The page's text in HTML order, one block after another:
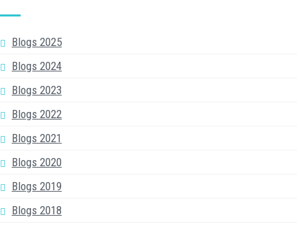
Blogs 2025
Blogs 2024
Blogs 2023
Blogs 2022
Blogs 2021
Blogs 2020
Blogs 2019
Blogs 2018